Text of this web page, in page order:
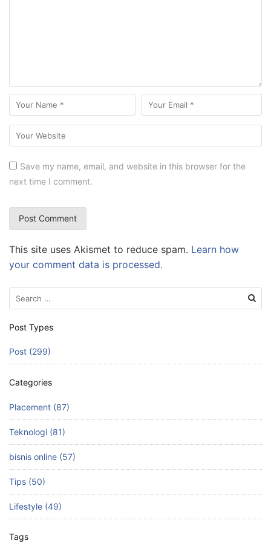
Save my name, email, and website in this browser for the
next time I comment.
This site uses Akismet to reduce spam. Learn how
your comment data is processed.
Search
for:
Post Types
Post (299)
Categories
Placement (87)
Teknologi (81)
bisnis online (57)
Tips (50)
Lifestyle (49)
Tags